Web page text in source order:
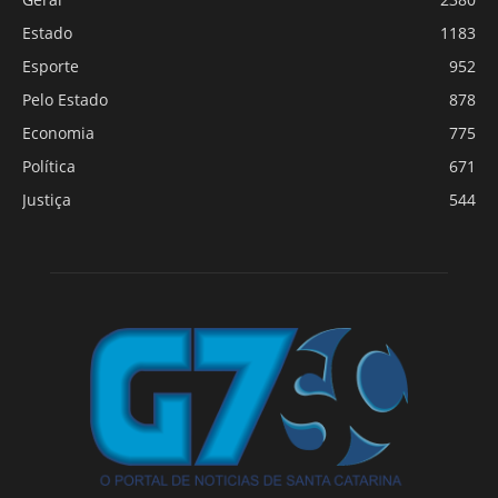
Estado
1183
Esporte
952
Pelo Estado
878
Economia
775
Política
671
Justiça
544